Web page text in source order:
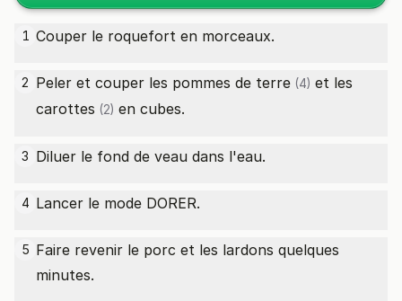
1 Couper le roquefort en morceaux.
2 Peler et couper les pommes de terre (4) et les
carottes (2) en cubes.
3 Diluer le fond de veau dans l'eau.
4 Lancer le mode DORER.
5 Faire revenir le porc et les lardons quelques
minutes.